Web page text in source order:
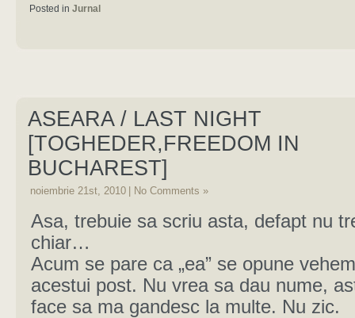
Posted in Jurnal
ASEARA / LAST NIGHT
[TOGHEDER,FREEDOM IN
BUCHAREST]
noiembrie 21st, 2010 No Comments »
Asa, trebuie sa scriu asta, defapt nu
chiar…
Acum se pare ca „ea” se opune
acestui post. Nu vrea sa dau nume,
face sa ma gandesc la multe. Nu zic.